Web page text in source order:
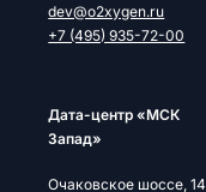
dev@o2xygen.ru
+7 (495) 935-72-00
Дата-центр «МСК
Запад»
Очаковское шоссе, 14